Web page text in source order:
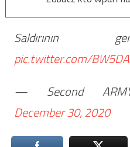
Saldırının
pic.twitter.com/
— Second ARMY
December 30, 2020